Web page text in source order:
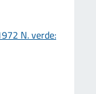
N. verde: